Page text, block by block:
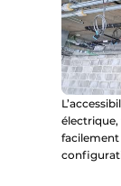
facilement